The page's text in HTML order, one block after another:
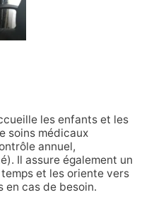
les enfants et les
soins médicaux
annuel,
Il assure également un
et les oriente vers
en cas de besoin.